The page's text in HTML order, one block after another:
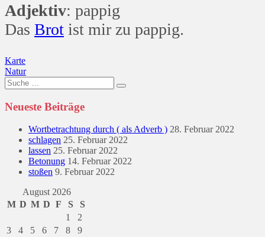
Adjektiv: pappig
Das Brot ist mir zu pappig.
Beitragsnavigation
Karte
Natur
Suche
nach:
Neueste Beiträge
Wortbetrachtung durch ( als Adverb ) 28. Februar 2022
schlagen 25. Februar 2022
lassen 25. Februar 2022
Betonung 14. Februar 2022
stoßen 9. Februar 2022
August 2026
M D M D F S
S
1
2
3
4 5 6 7 8 9